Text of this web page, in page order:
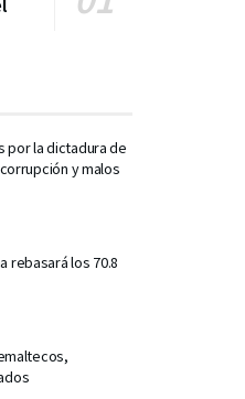
por la dictadura de
y malos
rebasará los 70.8